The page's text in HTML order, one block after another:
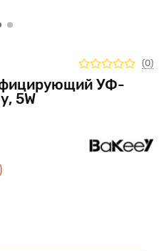
УФ-
5W
(0)